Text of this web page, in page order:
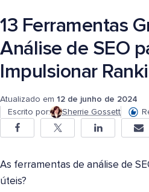
13 Ferramentas
Análise de SEO
Impulsionar
Atualizado em 12 de junho de 2024
Escrito por:
Sherrie Gossett
As ferramentas de análise de
úteis?